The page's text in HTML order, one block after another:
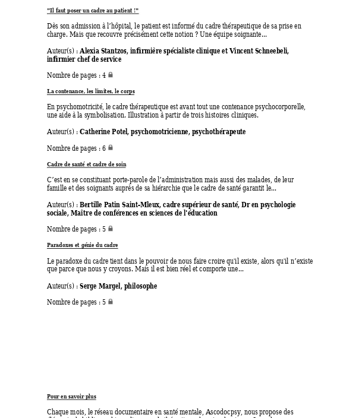
"Il faut poser un cadre au patient !"
Dès son admission à l’hôpital, le patient est informé du cadre thérapeutique de sa prise en
charge. Mais que recouvre précisément cette notion ? Une équipe soignante...
Auteur(s) : Alexia Stantzos, infirmière spécialiste clinique et Vincent Schneebeli,
infirmier chef de service
Nombre de pages : 4
La contenance, les limites, le corps
En psychomotricité, le cadre thérapeutique est avant tout une contenance psychocorporelle,
une aide à la symbolisation. Illustration à partir de trois histoires cliniques.
Auteur(s) : Catherine Potel, psychomotricienne, psychothérapeute
Nombre de pages : 6
Cadre de santé et cadre de soin
C’est en se constituant porte-parole de l’administration mais aussi des malades, de leur
famille et des soignants auprès de sa hiérarchie que le cadre de santé garantit le...
Auteur(s) : Bertille Patin Saint-Mleux, cadre supérieur de santé, Dr en psychologie
sociale, Maître de conférences en sciences de l'éducation
Nombre de pages : 5
Paradoxes et génie du cadre
Le paradoxe du cadre tient dans le pouvoir de nous faire croire qu'il existe, alors qu'il n’existe
que parce que nous y croyons. Mais il est bien réel et comporte une...
Auteur(s) : Serge Margel, philosophe
Nombre de pages : 5
Pour en savoir plus
Chaque mois, le réseau documentaire en santé mentale, Ascodocpsy, nous propose des